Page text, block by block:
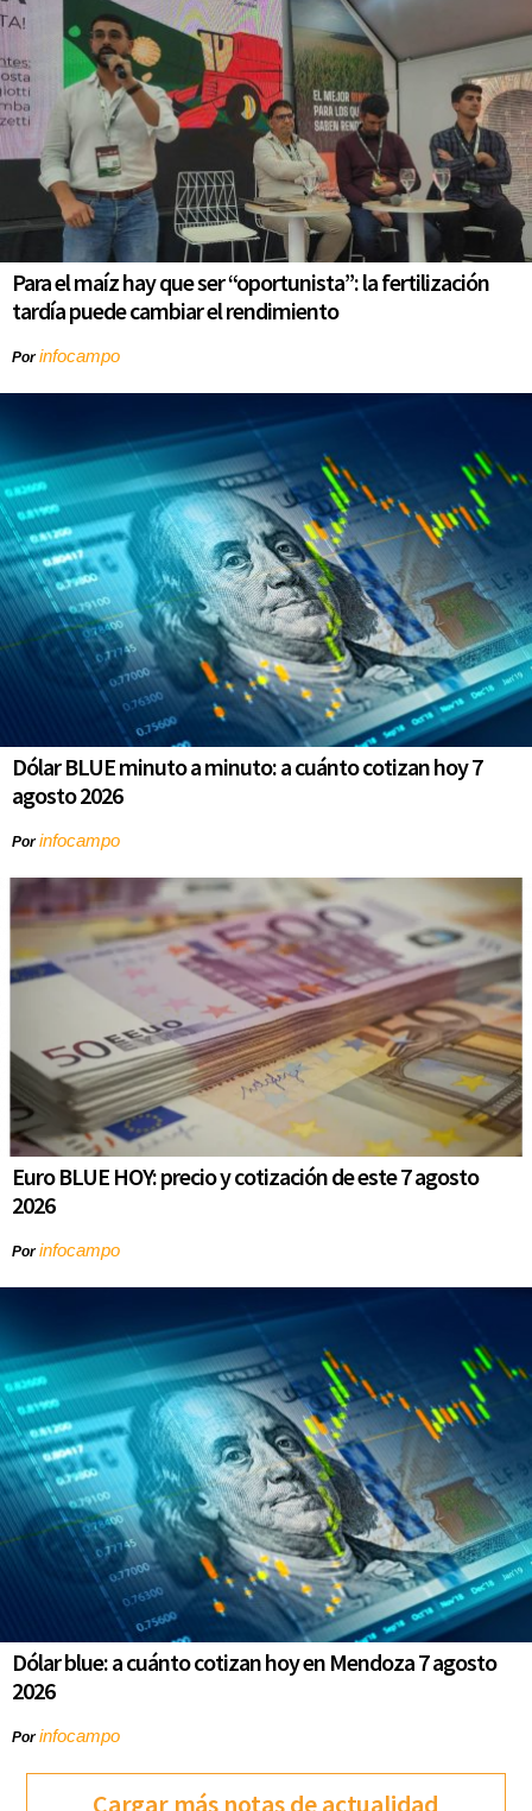
Para el maíz hay que ser “oportunista”: la fertilización
tardía puede cambiar el rendimiento
Porinfocampo
Dólar BLUE minuto a minuto: a cuánto cotizan hoy 7
agosto 2026
Porinfocampo
Euro BLUE HOY: precio y cotización de este 7 agosto
2026
Porinfocampo
Dólar blue: a cuánto cotizan hoy en Mendoza 7 agosto
2026
Porinfocampo
Cargar más notas de actualidad